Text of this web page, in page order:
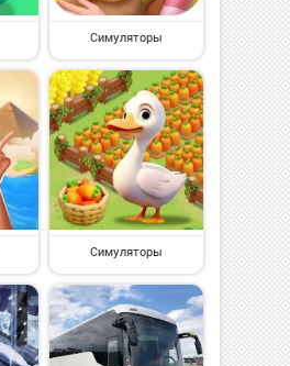
Симуляторы
Симуляторы